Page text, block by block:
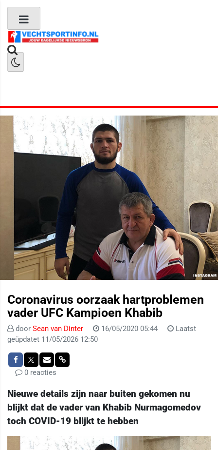
Coronavirus oorzaak hartproblemen
vader UFC Kampioen Khabib
door Sean van Dinter 16/05/2020 05:44
Laatst
geüpdatet 11/05/2026 12:50
0 reacties
Nieuwe details zijn naar buiten gekomen nu
blijkt dat de vader van Khabib Nurmagomedov
toch COVID-19 blijkt te hebben